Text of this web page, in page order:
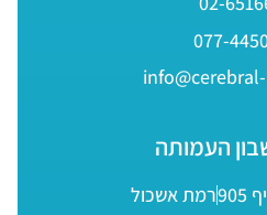
077-
העמותה
רמת אשכול